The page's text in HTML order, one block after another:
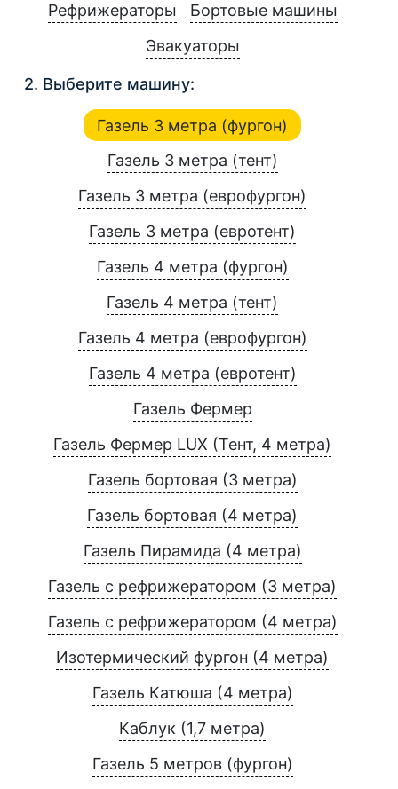
Рефрижераторы
Бортовые машины
Эвакуаторы
2. Выберите машину:
Газель 3 метра (фургон)
Газель 3 метра (тент)
Газель 3 метра (еврофургон)
Газель 3 метра (евротент)
Газель 4 метра (фургон)
Газель 4 метра (тент)
Газель 4 метра (еврофургон)
Газель 4 метра (евротент)
Газель Фермер
Газель Фермер LUX (Тент, 4 метра)
Газель бортовая (3 метра)
Газель бортовая (4 метра)
Газель Пирамида (4 метра)
Газель с рефрижератором (3 метра)
Газель с рефрижератором (4 метра)
Изотермический фургон (4 метра)
Газель Катюша (4 метра)
Каблук (1,7 метра)
Газель 5 метров (фургон)